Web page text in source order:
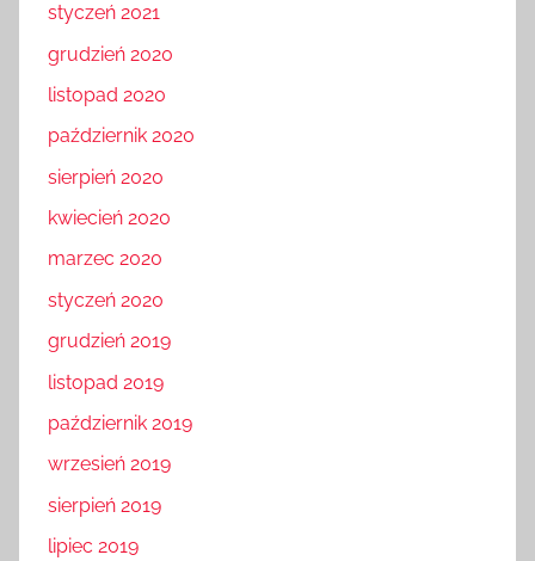
styczeń 2021
grudzień 2020
listopad 2020
październik 2020
sierpień 2020
kwiecień 2020
marzec 2020
styczeń 2020
grudzień 2019
listopad 2019
październik 2019
wrzesień 2019
sierpień 2019
lipiec 2019